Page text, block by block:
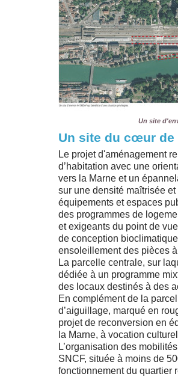
Un site
Un site du cœur de
Le projet d'aménagement
d’habitation avec une
vers la Marne et un
sur une densité maîtrisée
équipements et espaces
des programmes de
et exigeants du point de
de conception
ensoleillement des pièces
La parcelle centrale, sur
dédiée à un programme
des locaux destinés à des
En complément de la
d’aiguillage, marqué en
projet de reconversion en
la Marne, à vocation
L’organisation des
SNCF, située à moins de
fonctionnement du quartier